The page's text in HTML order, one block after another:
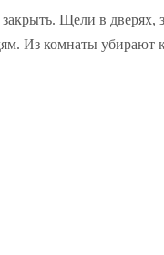
Щели в дверях,
Из комнаты убирают